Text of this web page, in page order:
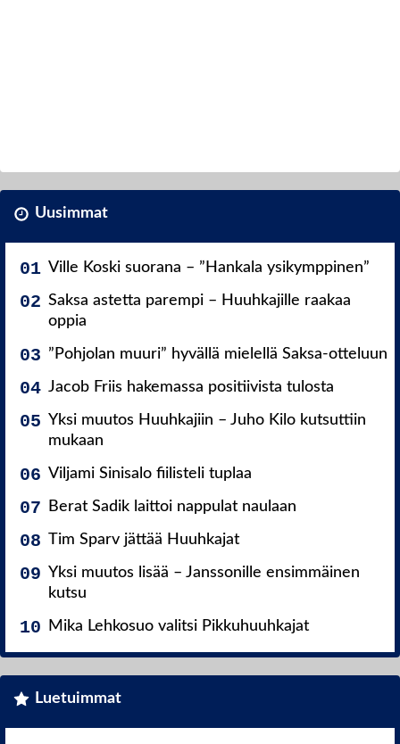
Uusimmat
Ville Koski suorana – ”Hankala ysikymppinen”
Saksa astetta parempi – Huuhkajille raakaa
oppia
”Pohjolan muuri” hyvällä mielellä Saksa-otteluun
Jacob Friis hakemassa positiivista tulosta
Yksi muutos Huuhkajiin – Juho Kilo kutsuttiin
mukaan
Viljami Sinisalo fiilisteli tuplaa
Berat Sadik laittoi nappulat naulaan
Tim Sparv jättää Huuhkajat
Yksi muutos lisää – Janssonille ensimmäinen
kutsu
Mika Lehkosuo valitsi Pikkuhuuhkajat
Luetuimmat